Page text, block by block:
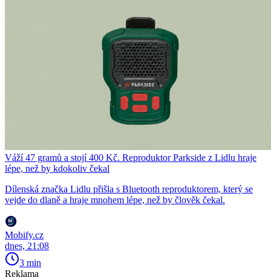
Váží 47 gramů a stojí 400 Kč. Reproduktor Parkside z Lidlu hraje
lépe, než by kdokoliv čekal
Dílenská značka Lidlu přišla s Bluetooth reproduktorem, který se
vejde do dlaně a hraje mnohem lépe, než by člověk čekal.
Mobify.cz
dnes, 21:08
3 min
Reklama